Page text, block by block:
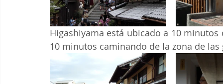
Higashiyama está ubicado a 10
10 minutos caminando de la zona de